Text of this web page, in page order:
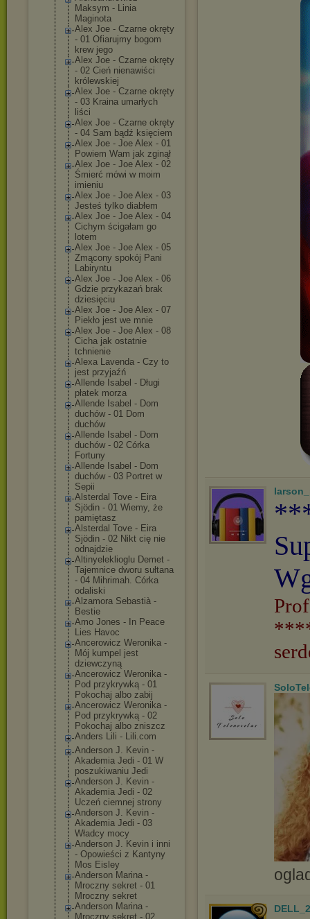
Maksym - Linia
Maginota
Alex Joe - Czarne okręty
- 01 Ofiarujmy bogom
krew jego
Alex Joe - Czarne okręty
- 02 Cień nienawiści
królewskiej
Alex Joe - Czarne okręty
- 03 Kraina umarłych
liści
Alex Joe - Czarne okręty
- 04 Sam bądź księciem
Alex Joe - Joe Alex - 01
Powiem Wam jak zginął
Alex Joe - Joe Alex - 02
Śmierć mówi w moim
imieniu
Alex Joe - Joe Alex - 03
Jesteś tylko diabłem
Alex Joe - Joe Alex - 04
Cichym ścigałam go
lotem
Alex Joe - Joe Alex - 05
Zmącony spokój Pani
Labiryntu
Alex Joe - Joe Alex - 06
Gdzie przykazań brak
dziesięciu
Alex Joe - Joe Alex - 07
Piekło jest we mnie
Alex Joe - Joe Alex - 08
Cicha jak ostatnie
tchnienie
Alexa Lavenda - Czy to
jest przyjaźń
Allende Isabel - Długi
płatek morza
Allende Isabel - Dom
duchów - 01 Dom
duchów
Allende Isabel - Dom
duchów - 02 Córka
Fortuny
Allende Isabel - Dom
duchów - 03 Portret w
Sepii
Alsterdal Tove - Eira
Sjödin - 01 Wiemy, że
pamiętasz
Alsterdal Tove - Eira
Sjödin - 02 Nikt cię nie
odnajdzie
Altinyelekliog lu Demet -
Tajemnice dworu sułtana
- 04 Mihrimah. Córka
odaliski
Alzamora Sebastià -
Bestie
Amo Jones - In Peace
Lies Havoc
Ancerowicz Weronika -
Mój kumpel jest
dziewczyną
Ancerowicz Weronika -
Pod przykrywką - 01
Pokochaj albo zabij
Ancerowicz Weronika -
Pod przykrywką - 02
Pokochaj albo zniszcz
Anders Lili - Lili.com
Anderson J. Kevin -
Akademia Jedi - 01 W
poszukiwaniu Jedi
Anderson J. Kevin -
Akademia Jedi - 02
Uczeń ciemnej strony
Anderson J. Kevin -
Akademia Jedi - 03
Władcy mocy
Anderson J. Kevin i inni
- Opowieści z Kantyny
Mos Eisley
Anderson Marina -
Mroczny sekret - 01
Mroczny sekret
Anderson Marina -
Mroczny sekret - 02